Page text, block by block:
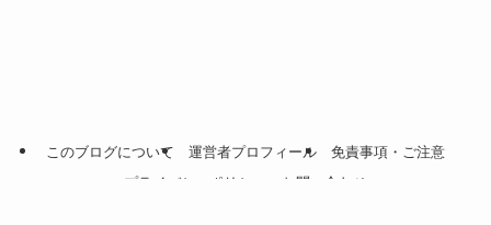
このブログについて 運営者プロフィール
免責事項・ご注意
プライバシーポリシー
お問い合わせ